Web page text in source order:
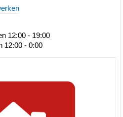
12:00 - 19:00
12:00 - 0:00